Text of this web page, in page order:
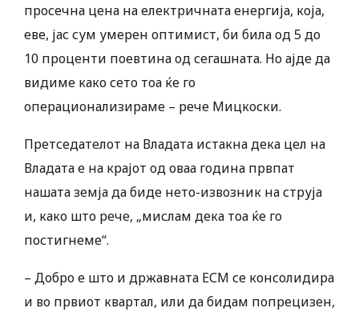
просечна цена на електричната енергија, која,
еве, јас сум умерен оптимист, би била од 5 до
10 проценти поевтина од сегашната. Но ајде да
видиме како сето тоа ќе го
операционализираме – рече Мицкоски.
Претседателот на Владата истакна дека цел на
Владата е на крајот од оваа година првпат
нашата земја да биде нето-извозник на струја
и, како што рече, „мислам дека тоа ќе го
постигнеме“.
– Добро е што и државната ЕСМ се консолидира
и во првиот квартал, или да бидам попрецизен,